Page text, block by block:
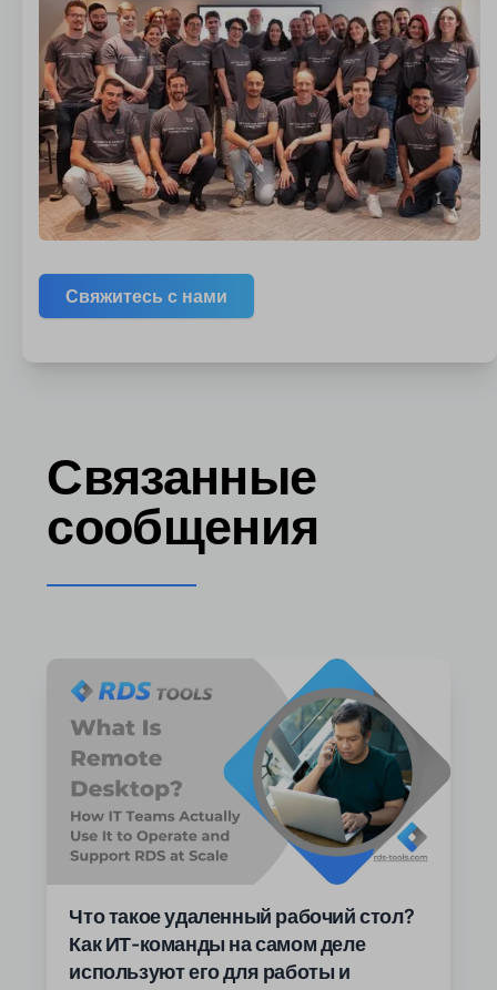
Свяжитесь с нами
Связанные
сообщения
Что такое удаленный рабочий стол?
Как ИТ-команды на самом деле
используют его для работы и